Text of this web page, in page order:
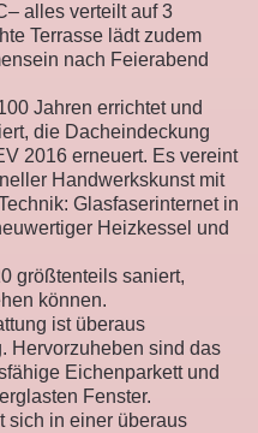
alles verteilt auf 3
Terrasse lädt zudem
nach Feierabend
Jahren errichtet und
die Dacheindeckung
2016 erneuert. Es vereint
Handwerkskunst mit
Glasfaserinternet in
Heizkessel und
größtenteils saniert,
können.
ist überaus
Hervorzuheben sind das
Eichenparkett und
Fenster.
sich in einer überaus